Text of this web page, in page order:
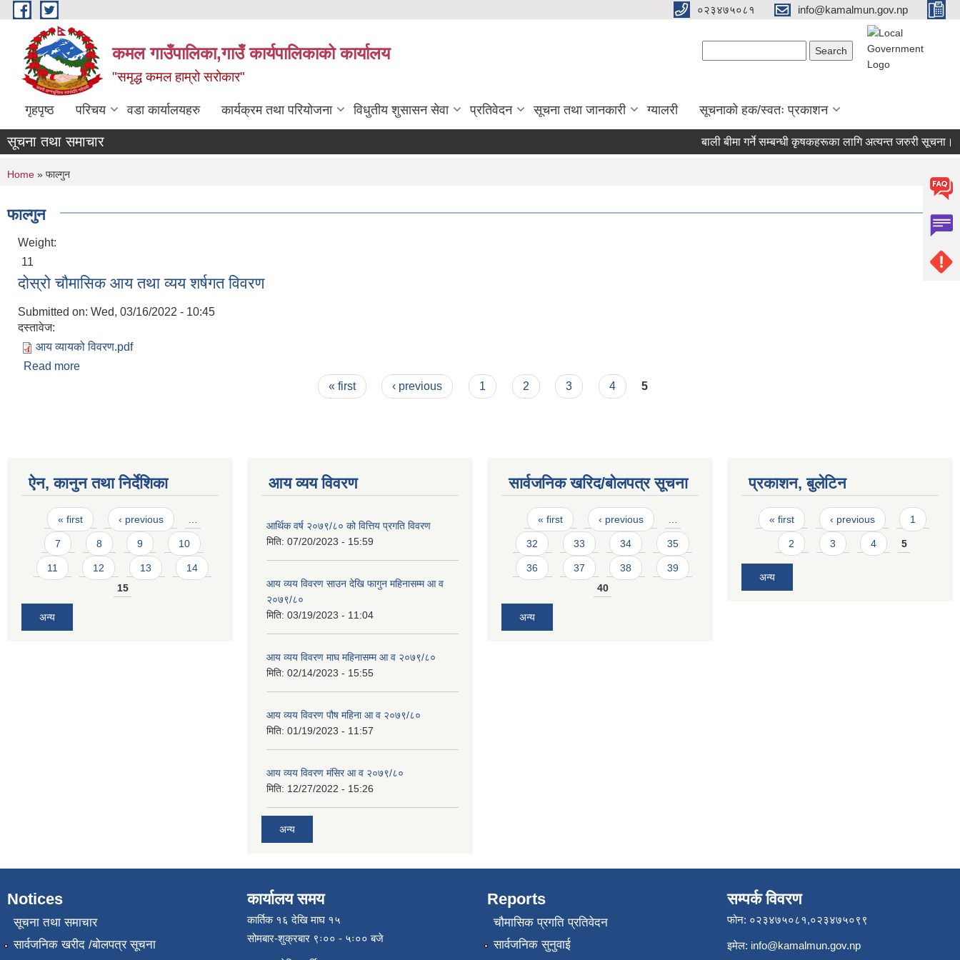
Skip to main content ०२३४७५०८१ info@kamalmun.gov.np
कमल गाउँपालिका,गाउँ कार्यपालिकाको कार्यालय
"समृद्ध कमल हाम्रो सरोकार"
गृहपृष्ठ परिचय वडा कार्यालयहरु कार्यक्रम तथा परियोजना विधुतीय शुसासन सेवा प्रतिवेदन सूचना तथा जानकारी ग्यालरी सूचनाको हक/स्वतः प्रकाशन
सूचना तथा समाचार बाली बीमा गर्ने सम्बन्धी कृषकहरूका लागि अत्यन्त जरुरी सूचना।
You are here
Home » फाल्गुन
फाल्गुन
Weight:
11
दोस्रो चौमासिक आय तथा व्यय शर्षगत विवरण
Submitted on: Wed, 03/16/2022 - 10:45
दस्तावेज:
आय व्यायको विवरण.pdf
Read more
« first ‹ previous 1 2 3 4 5
ऐन, कानुन तथा निर्देशिका
Pages
« first ‹ previous
7 8 9 10
11 12 13
14
15
अन्य
आय व्यय विवरण
आर्थिक वर्ष २०७९/८० को वित्तिय प्रगति विवरण
मिति: 07/20/2023 - 15:59
आय व्यय विवरण साउन देखि फागुन महिनासम्म आ व
२०७९/८०
मिति: 03/19/2023 - 11:04
आय व्यय विवरण माघ महिनासम्म आ व २०७९/८०
मिति: 02/14/2023 - 15:55
आय व्यय विवरण पौष महिना आ व २०७९/८०
मिति: 01/19/2023 - 11:57
आय व्यय विवरण मंसिर आ व २०७९/८०
मिति: 12/27/2022 - 15:26
अन्य
सार्वजनिक खरिद/बोलपत्र सूचना
Pages
« first ‹ previous
32 33 34 35
36 37 38
39
40
अन्य
प्रकाशन, बुलेटिन
Pages
« first ‹ previous 1
2 3 4 5
अन्य
Notices
सूचना तथा समाचार
सार्वजनिक खरीद /बोलपत्र सूचना
कार्यालय समय
कार्तिक १६ देखि माघ १५
सोमबार-शुक्रबार ९ः०० - ५ः०० बजे
Reports
चौमासिक प्रगति प्रतिवेदन
सार्वजनिक सुनुवाई
सम्पर्क विवरण
फोन: ०२३४७५०८१,०२३४७५०९९
इमेल: info@kamalmun.gov.np